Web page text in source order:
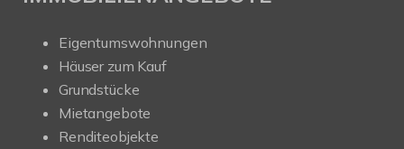
Eigentumswohnungen
Häuser zum Kauf
Grundstücke
Mietangebote
Renditeobjekte